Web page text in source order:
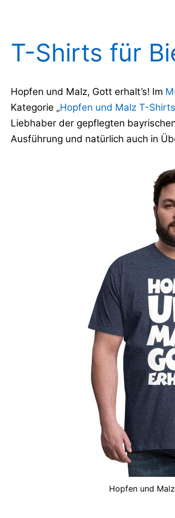
T-Shirts für
Hopfen und Malz, Gott erhalt’s! Im
Kategorie „Hopfen und Malz T-Shirts
Liebhaber der gepflegten
Ausführung und natürlich auch in
Hopfen und